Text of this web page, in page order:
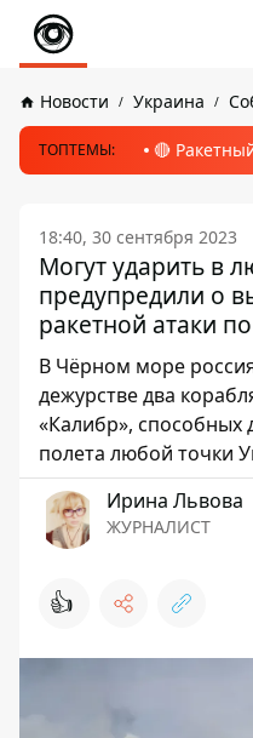
Новости Украина
ТОПТЕМЫ: 🔴
18:40, 30 сентября 2023
Могут ударить в
предупредили о
ракетной атаки
В Чёрном море
дежурстве два
«Калибр», способных
полета любой точки
Ирина Львова
ЖУРНАЛИСТ
👍